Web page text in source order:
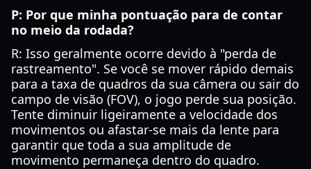
P: Por que minha pontuação para de contar
no meio da rodada?
R: Isso geralmente ocorre devido à "perda de
rastreamento". Se você se mover rápido demais
para a taxa de quadros da sua câmera ou sair do
campo de visão (FOV), o jogo perde sua posição.
Tente diminuir ligeiramente a velocidade dos
movimentos ou afastar-se mais da lente para
garantir que toda a sua amplitude de
movimento permaneça dentro do quadro.